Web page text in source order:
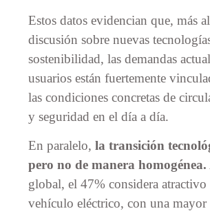
Estos datos evidencian que, más
discusión sobre nuevas
sostenibilidad, las demandas
usuarios están fuertemente
las condiciones concretas de
y seguridad en el día a día.
En paralelo, la transición
pero no de manera homogénea.
global, el 47% considera
vehículo eléctrico, con una mayor